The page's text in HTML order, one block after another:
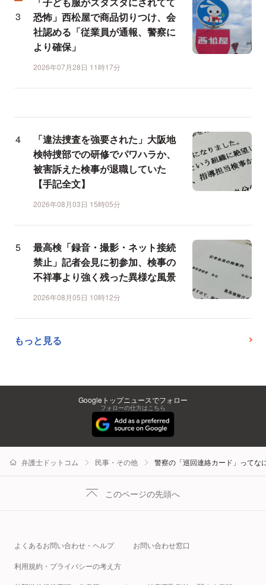
恐怖」西松屋で商品切りつけ、会
社認める「従業員が通報、警察に
より確保」
2026年07月28日 11時17分
「違法捜査を強要された」大阪地
検特捜部での研修でパワハラか、
被害訴えた検事が退職していた
【手記全文】
2026年08月03日 15時05分
最高検「録音・撮影・ネット接続
禁止」記者会見に初参加、検事の
不祥事より強く残った異様な風景
2026年08月05日 10時12分
もっと見る
Googleトップニュースでフォロー
フォローの仕方はこちら
弁護士ドットコム 民事・その他 警察の「巡回連絡カード」ってな
このページの先頭へ
よくあるお問い合わせ・ヘルプ お問い合わせ窓口
利用規約・プライバシーの考え方